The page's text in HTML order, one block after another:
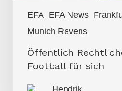
EFA EFA News
Munich Ravens
Öffentlich
Football für sich
Hendrik